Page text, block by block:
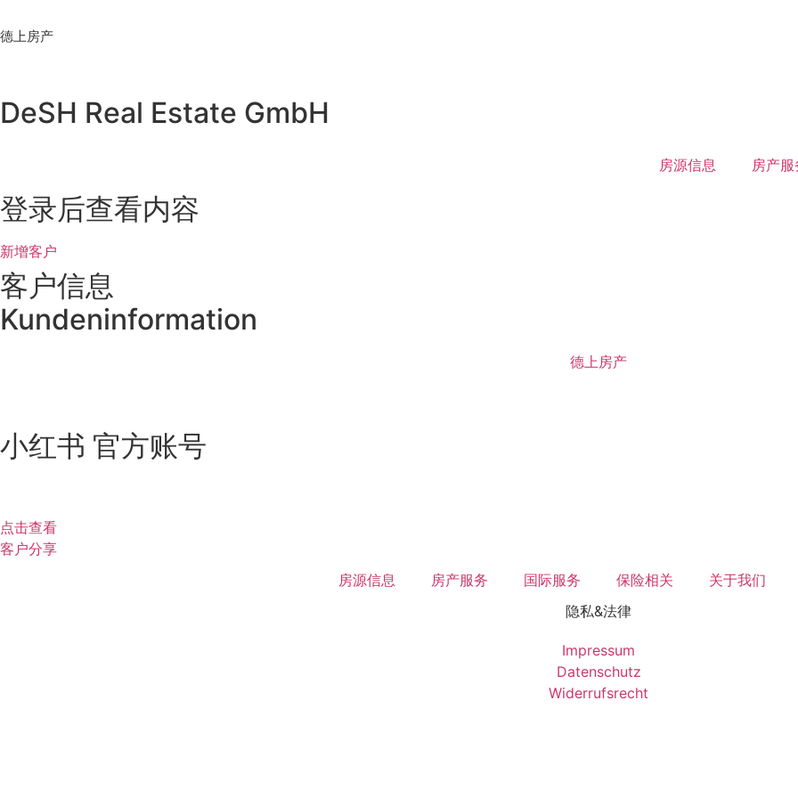
to
德上房产
DeSH Real Estate GmbH
房源信息 房产服
登录后查看内容
新增客户
客户信息
Kundeninformation
德上房产
小红书 官方账号
点击查看
客户分享
房源信息
房产服务 国际服务 保险相关
关于我们
隐私&法律
Impressum
Datenschutz
Widerrufsrecht